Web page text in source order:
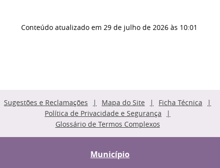
Conteúdo atualizado em 29 de julho de 2026 às 10:01
Sugestões e Reclamações Mapa do Site
Ficha Técnica
Política de Privacidade e Segurança
Glossário de Termos Complexos
Município